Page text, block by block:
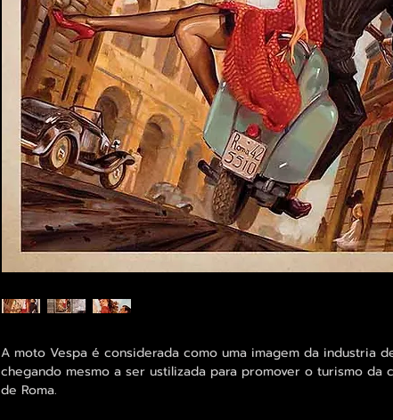
A moto Vespa é considerada como uma imagem da industria
chegando mesmo a ser ustilizada para promover o turismo da
de Roma.